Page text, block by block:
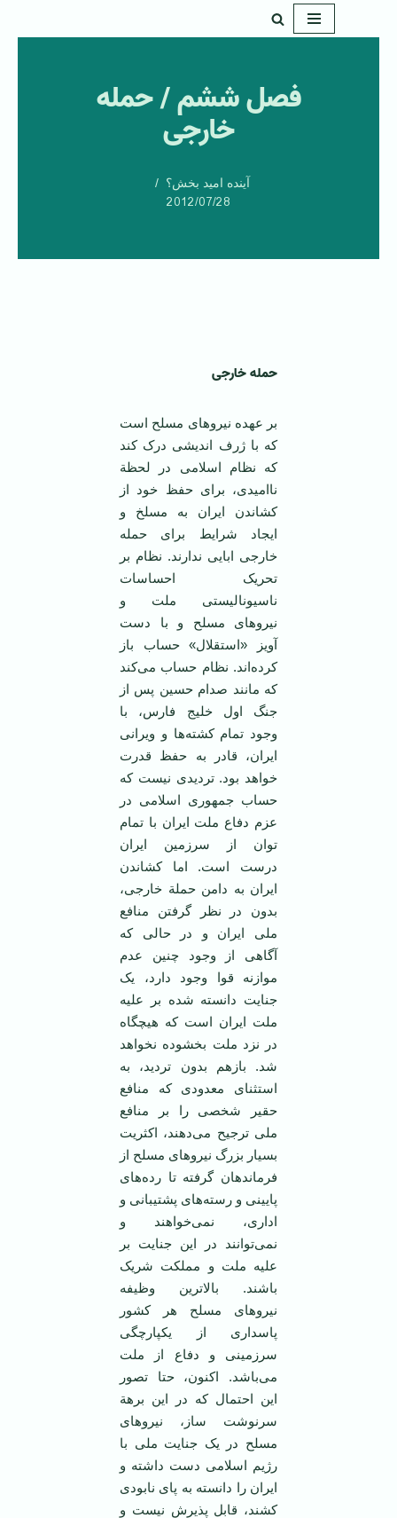
فصل ششم / حمله
خارجی
آینده امید بخش؟
2012/07/28
حمله خارجی
بر عهده نیروهای مسلح است
که با ژرف اندیشی درک کند
که نظام اسلامی در لحظة
نا‌امیدی، برای حفظ خود از
کشاندن ایران به مسلخ و
ایجاد شرایط برای حمله
خارجی ابایی ندارند. نظام بر
تحریک احساسات
ناسیونالیستی ملت و
نیروهای مسلح و با دست
آویز «استقلال» حساب باز
کرده‌اند. نظام حساب می‌کند
که مانند صدام حسین پس از
جنگ اول خلیج فارس، با
وجود تمام کشته‌ها و ویرانی
ایران، قادر به حفظ قدرت
خواهد بود. تردیدی نیست که
حساب جمهوری اسلامی در
عزم دفاع ملت ایران با تمام
توان از سرزمین ایران
درست است. اما کشاندن
ایران به دامن حملة خارجی،
بدون در نظر گرفتن منافع
ملی ایران و در حالی که
آگاهی از وجود چنین عدم
موازنه قوا وجود دارد، یک
جنایت دانسته شده بر علیه
ملت ایران است که هیچگاه
در نزد ملت بخشوده نخواهد
شد. بازهم بدون تردید، به
استثنای معدودی که منافع
حقیر شخصی را بر منافع
ملی ترجیح می‌دهند، اکثریت
بسیار بزرگ نیروهای مسلح از
فرماندهان گرفته تا رده‌های
پایینی و رسته‌های پشتیبانی و
اداری، نمی‌خواهند و
نمی‌توانند در این جنایت بر
علیه ملت و مملکت شریک
باشند. بالا‌ترین وظیفه
نیروهای مسلح هر کشور
پاسداری از یکپارچگی
سرزمینی و دفاع از ملت
می‌باشد. اکنون، حتا تصور
این احتمال که در این برهة
سرنوشت ساز، نیروهای
مسلح در یک جنایت ملی با
رژیم اسلامی دست داشته و
ایران را دانسته به پای نابودی
کشند، قابل پذیرش نیست و